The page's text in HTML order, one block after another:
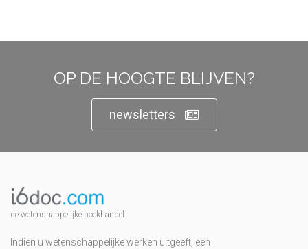
OP DE HOOGTE BLIJVEN?
newsletters
de wetenshappelijke boekhandel
Indien u wetenschappelijke werken uitgeeft, een